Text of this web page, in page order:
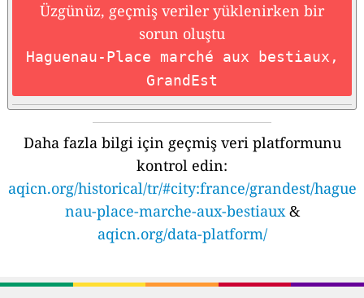
Üzgünüz, geçmiş veriler yüklenirken bir
sorun oluştu
Haguenau-Place marché aux bestiaux,
GrandEst
Daha fazla bilgi için geçmiş veri platformunu
kontrol edin:
aqicn.org/historical/tr/#city:france/grandest/hague
nau-place-marche-aux-bestiaux&
aqicn.org/data-platform/